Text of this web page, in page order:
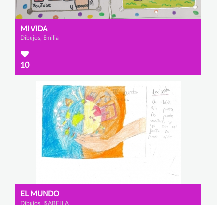
MI VIDA
Dibujos, Emilia
10
EL MUNDO
Dibujos, ISABELLA